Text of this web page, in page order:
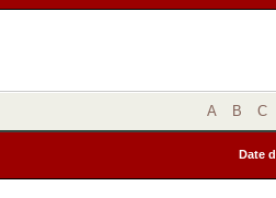
A B C
Date